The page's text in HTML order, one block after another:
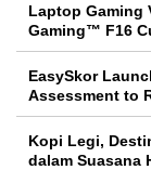
Laptop Gaming
Gaming™ F16
EasySkor
Assessment to
Kopi Legi,
dalam Suasana